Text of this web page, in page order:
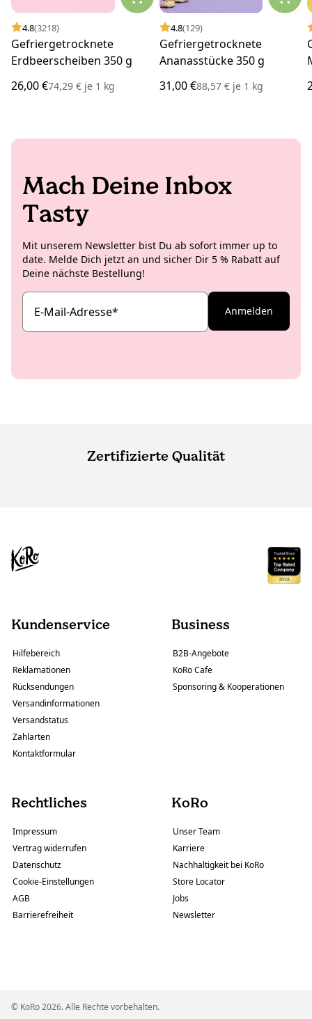
4.8(3218)
Gefriergetrocknete
Erdbeerscheiben 350 g
26,00 €74,29 € je 1 kg
4.8(129)
Gefriergetrocknete
Ananasstücke 350 g
31,00 €88,57 € je1 kg
Mach Deine Inbox
Tasty
Mit unserem Newsletter bist Du ab sofort immer up to
date. Melde Dich jetzt an und sicher Dir 5 % Rabatt auf
Deine nächste Bestellung!
E-Mail-Adresse* Anmelden
Zertifizierte Qualität
Kundenservice
Hilfebereich
Reklamationen
Rücksendungen
Versandinformationen
Versandstatus
Zahlarten
Kontaktformular
Business
B2B-Angebote
KoRo Cafe
Sponsoring & Kooperationen
Rechtliches
Impressum
Vertrag widerrufen
Datenschutz
Cookie-Einstellungen
AGB
Barrierefreiheit
KoRo
Unser Team
Karriere
Nachhaltigkeit bei KoRo
Store Locator
Jobs
Newsletter
© KoRo 2026. Alle Rechte vorbehalten.